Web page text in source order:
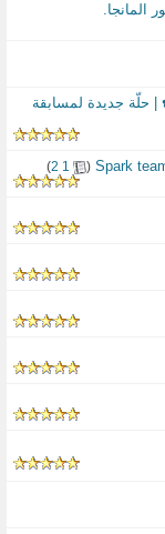
| حلّة جديدة لمسابقة
(
1
2
)